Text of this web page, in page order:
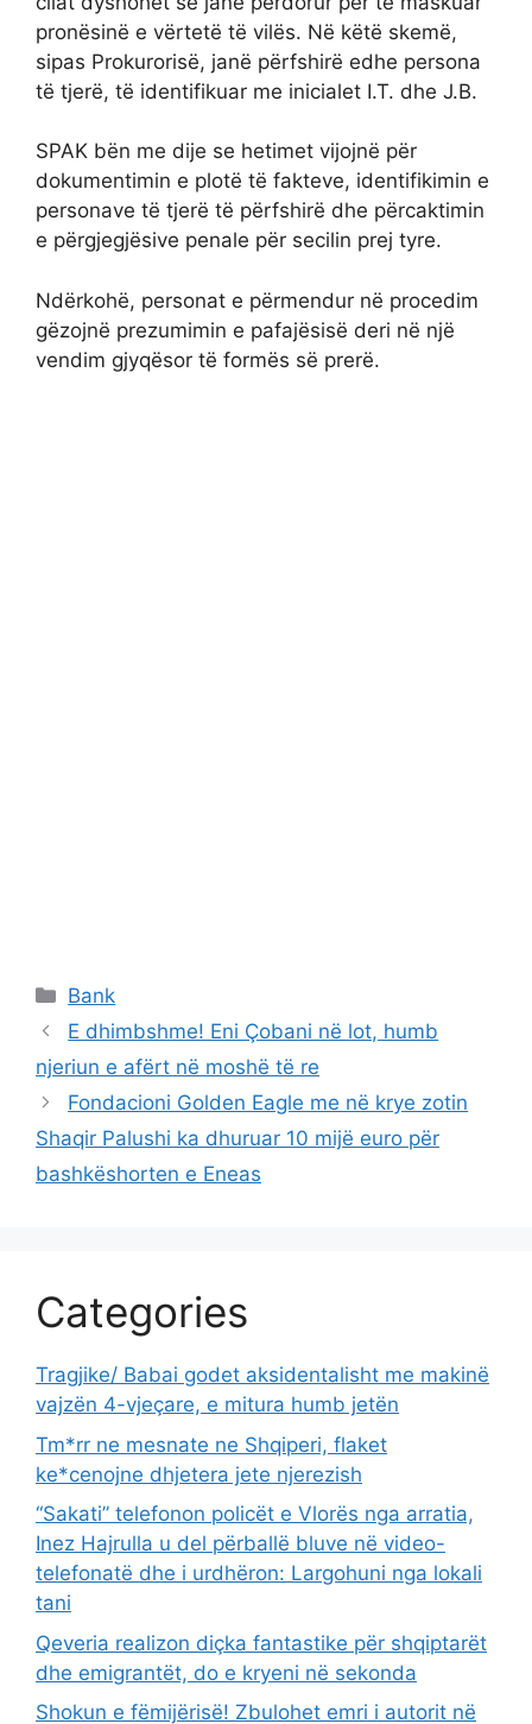
pronësinë e vërtetë të vilës. Në këtë skemë,
sipas Prokurorisë, janë përfshirë edhe persona
të tjerë, të identifikuar me inicialet I.T. dhe J.B.
SPAK bën me dije se hetimet vijojnë për
dokumentimin e plotë të fakteve, identifikimin e
personave të tjerë të përfshirë dhe përcaktimin
e përgjegjësive penale për secilin prej tyre.
Ndërkohë, personat e përmendur në procedim
gëzojnë prezumimin e pafajësisë deri në një
vendim gjyqësor të formës së prerë.
Categories
Bank
E dhimbshme! Eni Çobani në lot, humb
njeriun e afërt në moshë të re
Fondacioni Golden Eagle me në krye zotin
Shaqir Palushi ka dhuruar 10 mijë euro për
bashkëshorten e Eneas
Categories
Tragjike/ Babai godet aksidentalisht me makinë
vajzën 4-vjeçare, e mitura humb jetën
Tm*rr ne mesnate ne Shqiperi, flaket
ke*cenojne dhjetera jete njerezish
“Sakati” telefonon policët e Vlorës nga arratia,
Inez Hajrulla u del përballë bluve në video-
telefonatë dhe i urdhëron: Largohuni nga lokali
tani
Qeveria realizon diçka fantastike për shqiptarët
dhe emigrantët, do e kryeni në sekonda
Shokun e fëmijërisë! Zbulohet emri i autorit në